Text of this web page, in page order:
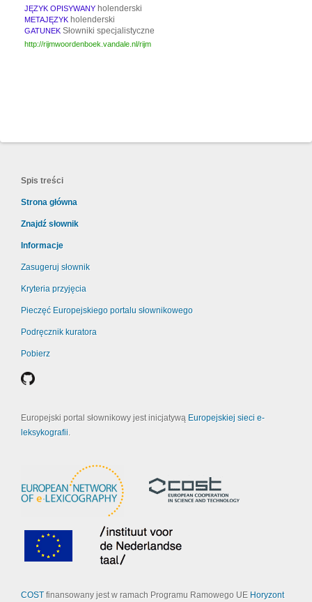
JĘZYK OPISYWANY holenderski
METAJĘZYK holenderski
GATUNEK Słowniki specjalistyczne
http://rijmwoordenboek.vandale.nl/rijm
Spis treści
Strona główna
Znajdź słownik
Informacje
Zasugeruj słownik
Kryteria przyjęcia
Pieczęć Europejskiego portalu słownikowego
Podręcznik kuratora
Pobierz
Europejski portal słownikowy jest inicjatywą Europejskiej sieci e-
leksykografii.
COSTfinansowany jest w ramach Programu Ramowego UE Horyzont